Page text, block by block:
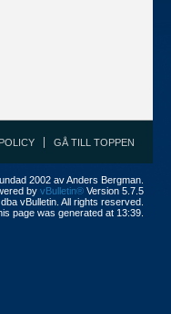
GÅ TILL TOPPEN
2002 av Anders Bergman.
by vBulletin® Version 5.7.5
vBulletin. All rights reserved.
page was generated at 13:39.